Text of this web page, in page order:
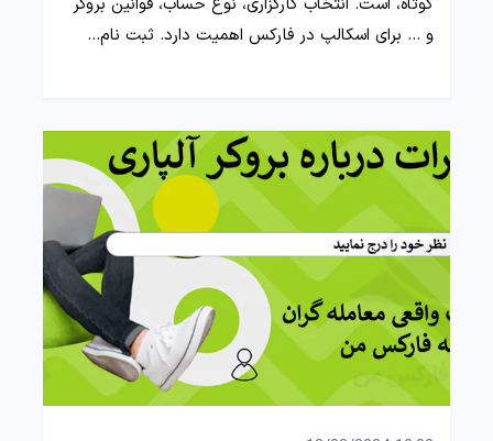
و ... برای اسکالپ در فارکس اهمیت دارد. ثبت نام…